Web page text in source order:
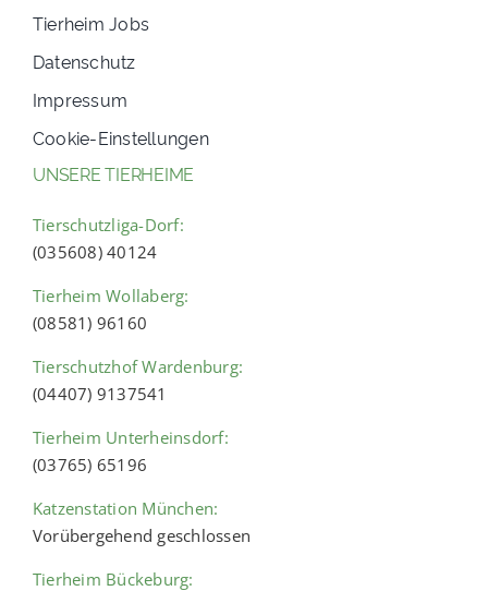
Tierheim Jobs
Datenschutz
Impressum
Cookie-Einstellungen
UNSERE TIERHEIME
Tierschutzliga-Dorf:
(035608) 40124
Tierheim Wollaberg:
(08581) 96160
Tierschutzhof Wardenburg:
(04407) 9137541
Tierheim Unterheinsdorf:
(03765) 65196
Katzenstation München:
Vorübergehend geschlossen
Tierheim Bückeburg: